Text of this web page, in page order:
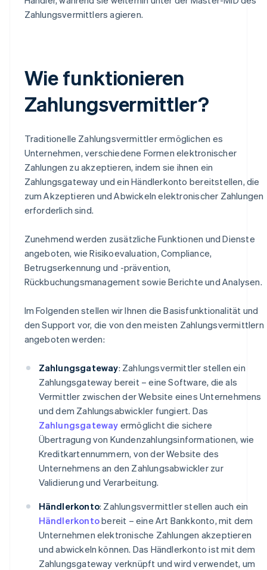
Zahlungsvermittlers agieren.
Wie funktionieren
Zahlungsvermittler?
Traditionelle Zahlungsvermittler ermöglichen es
Unternehmen, verschiedene Formen elektronischer
Zahlungen zu akzeptieren, indem sie ihnen ein
Zahlungsgateway und ein Händlerkonto bereitstellen, die
zum Akzeptieren und Abwickeln elektronischer Zahlungen
erforderlich sind.
Zunehmend werden zusätzliche Funktionen und Dienste
angeboten, wie Risikoevaluation, Compliance,
Betrugserkennung und -prävention,
Rückbuchungsmanagement sowie Berichte und Analysen.
Im Folgenden stellen wir Ihnen die Basisfunktionalität und
den Support vor, die von den meisten Zahlungsvermittlern
angeboten werden:
Zahlungsgateway: Zahlungsvermittler stellen ein
Zahlungsgateway bereit – eine Software, die als
Vermittler zwischen der Website eines Unternehmens
und dem Zahlungsabwickler fungiert. Das
Zahlungsgateway ermöglicht die sichere
Übertragung von Kundenzahlungsinformationen, wie
Kreditkartennummern, von der Website des
Unternehmens an den Zahlungsabwickler zur
Validierung und Verarbeitung.
Händlerkonto: Zahlungsvermittler stellen auch ein
Händlerkontobereit – eine Art Bankkonto, mit dem
Unternehmen elektronische Zahlungen akzeptieren
und abwickeln können. Das Händlerkonto ist mit dem
Zahlungsgateway verknüpft und wird verwendet, um